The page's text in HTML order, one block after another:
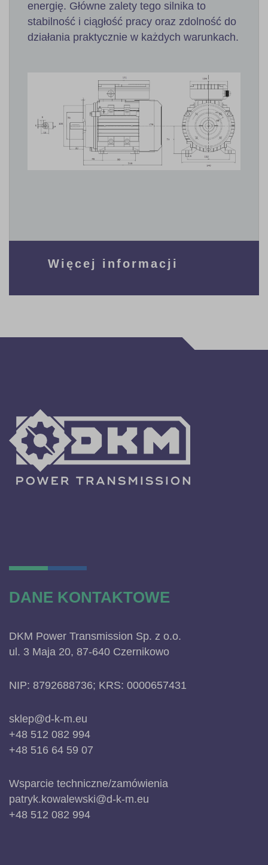
energię. Główne zalety tego silnika to
stabilność i ciągłość pracy oraz zdolność do
działania praktycznie w każdych warunkach.
Więcej informacji
DANE KONTAKTOWE
DKM Power Transmission Sp. z o.o.
ul. 3 Maja 20, 87-640 Czernikowo
NIP: 8792688736; KRS: 0000657431
sklep@d-k-m.eu
+48 512 082 994
+48 516 64 59 07
Wsparcie techniczne/zamówienia
patryk.kowalewski@d-k-m.eu
+48 512 082 994